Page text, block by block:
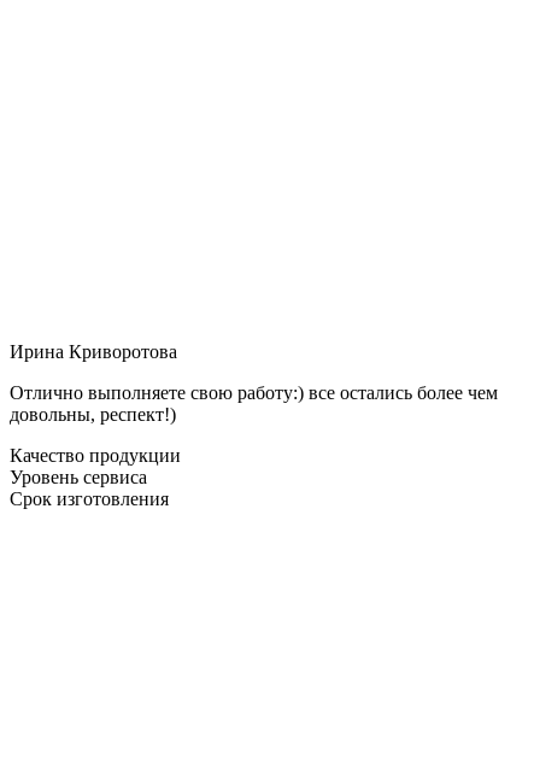
Ирина Криворотова
Отлично выполняете свою работу:) все остались более чем
довольны, респект!)
Качество продукции
Уровень сервиса
Срок изготовления